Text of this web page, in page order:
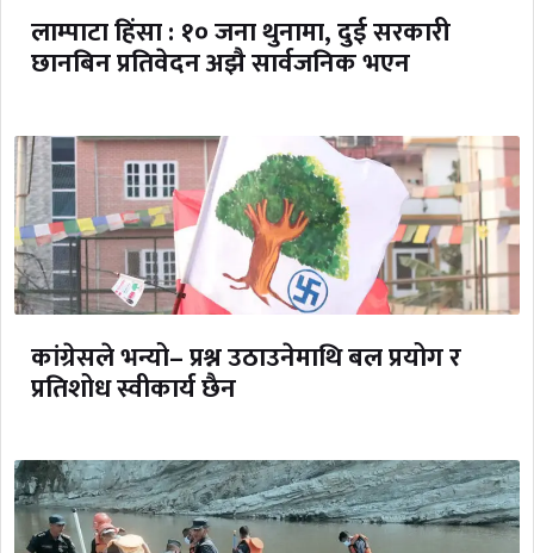
लाम्पाटा हिंसा : १० जना थुनामा, दुई सरकारी
छानबिन प्रतिवेदन अझै सार्वजनिक भएन
कांग्रेसले भन्यो– प्रश्न उठाउनेमाथि बल प्रयोग र
प्रतिशोध स्वीकार्य छैन